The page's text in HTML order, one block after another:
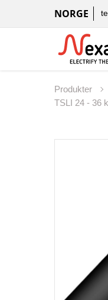
NORGE
Produkter
TSLI 24 - 36